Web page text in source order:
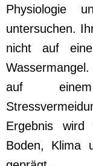
Physiologie
untersuchen.
nicht auf
auf
Ergebnis wird
Boden, Klima